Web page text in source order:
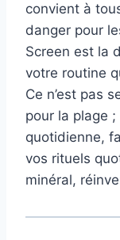
convient à
danger pour
Screen est la
votre routine
Ce n’est pas
pour la plage ;
quotidienne,
vos rituels
minéral,